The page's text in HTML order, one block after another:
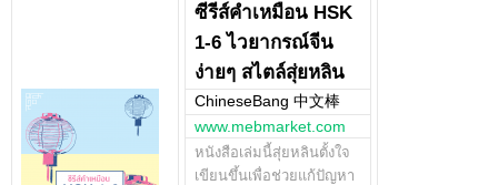
ซีรีส์คำเหมือน HSK
1-6 ไวยากรณ์จีน
ง่ายๆ สไตล์สุ่ยหลิน
ChineseBang 中文棒
www.mebmarket.com
หนังสือเล่มนี้สุ่ยหลินตั้งใจ
เขียนขึ้นเพื่อช่วยแก้ปัญหา